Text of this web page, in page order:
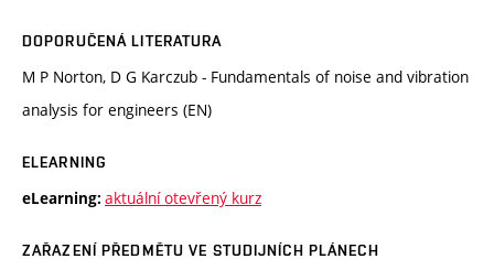
DOPORUČENÁ LITERATURA
M P Norton, D G Karczub - Fundamentals of noise and vibration
analysis for engineers (EN)
ELEARNING
eLearning: aktuální otevřený kurz
ZAŘAZENÍ PŘEDMĚTU VE STUDIJNÍCH PLÁNECH